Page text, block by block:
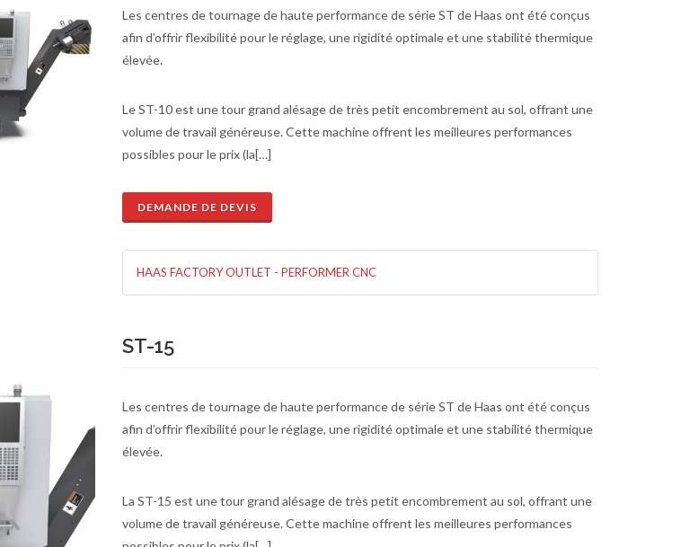
Les centres de tournage de haute performance de série ST de Haas ont été conçus
afin d’offrir flexibilité pour le réglage, une rigidité optimale et une stabilité thermique
élevée.
Le ST-10 est une tour grand alésage de très petit encombrement au sol, offrant une
volume de travail généreuse. Cette machine offrent les meilleures performances
possibles pour le prix (la[…]
DEMANDE DE DEVIS
HAAS FACTORY OUTLET - PERFORMER CNC
ST-15
Les centres de tournage de haute performance de série ST de Haas ont été conçus
afin d’offrir flexibilité pour le réglage, une rigidité optimale et une stabilité thermique
élevée.
La ST-15 est une tour grand alésage de très petit encombrement au sol, offrant une
volume de travail généreuse. Cette machine offrent les meilleures performances